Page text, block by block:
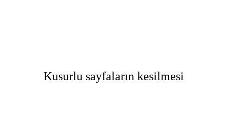
Kusurlu sayfaların kesilmesi